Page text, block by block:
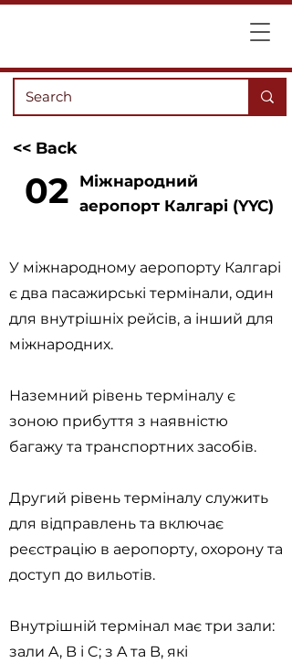
<< Back
02
Міжнародний
аеропорт Калгарі (YYC)
У міжнародному аеропорту Калгарі
є два пасажирські термінали, один
для внутрішніх рейсів, а інший для
міжнародних.
Наземний рівень терміналу є
зоною прибуття з наявністю
багажу та транспортних засобів.
Другий рівень терміналу служить
для відправлень та включає
реєстрацію в аеропорту, охорону та
доступ до вильотів.
Внутрішній термінал має три зали:
зали A, B і C; з A та B, які